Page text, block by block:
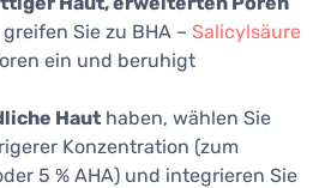
Sie zu BHA – Salicylsäure
ein und beruhigt
Haut haben, wählen Sie
Konzentration (zum
5 % AHA) und integrieren Sie